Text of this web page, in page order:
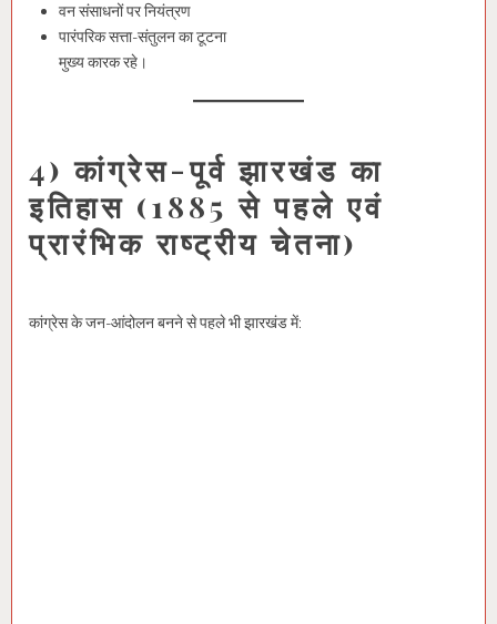
वन संसाधनों पर नियंत्रण
पारंपरिक सत्ता-संतुलन का टूटना
मुख्य कारक रहे।
4) कांग्रेस-पूर्व झारखंड का
इतिहास (1885 से पहले एवं
प्रारंभिक राष्ट्रीय चेतना)
कांग्रेस के जन-आंदोलन बनने से पहले भी झारखंड में: